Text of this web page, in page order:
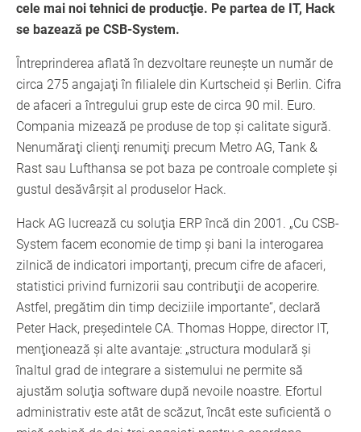
cele mai noi tehnici de producţie. Pe partea de IT, Hack
se bazează pe CSB-System.
Întreprinderea aflată în dezvoltare reuneşte un număr de
circa 275 angajaţi în filialele din Kurtscheid şi Berlin. Cifra
de afaceri a întregului grup este de circa 90 mil. Euro.
Compania mizează pe produse de top şi calitate sigură.
Nenumăraţi clienţi renumiţi precum Metro AG, Tank &
Rast sau Lufthansa se pot baza pe controale complete şi
gustul desăvârşit al produselor Hack.
Hack AG lucrează cu soluţia ERP încă din 2001. „Cu CSB-
System facem economie de timp şi bani la interogarea
zilnică de indicatori importanţi, precum cifre de afaceri,
statistici privind furnizorii sau contribuţii de acoperire.
Astfel, pregătim din timp deciziile importante“, declară
Peter Hack, preşedintele CA. Thomas Hoppe, director IT,
menţionează şi alte avantaje: „structura modulară şi
înaltul grad de integrare a sistemului ne permite să
ajustăm soluţia software după nevoile noastre. Efortul
administrativ este atât de scăzut, încât este suficientă o